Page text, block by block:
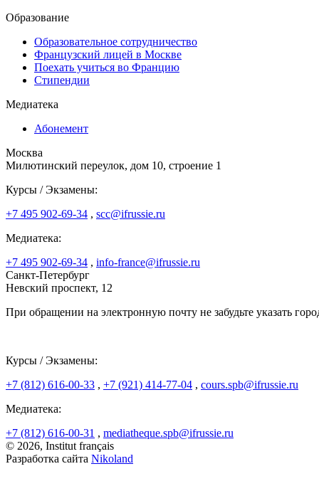
Образование
Образовательное сотрудничество
Французский лицей в Москве
Поехать учиться во Францию
Стипендии
Медиатека
Абонемент
Москва
Милютинский переулок, дом 10, строение 1
Курсы / Экзамены:
+7 495 902-69-34 , scc@ifrussie.ru
Медиатека:
+7 495 902-69-34 , info-france@ifrussie.ru
Санкт-Петербург
Невский проспект, 12
При обращении на электронную почту не забудьте указать
Курсы / Экзамены:
+7 (812) 616-00-33 , +7 (921) 414-77-04 , cours.spb@ifrussie.ru
Медиатека:
+7 (812) 616-00-31 , mediatheque.spb@ifrussie.ru
© 2026, Institut français
Разработка сайта Nikoland